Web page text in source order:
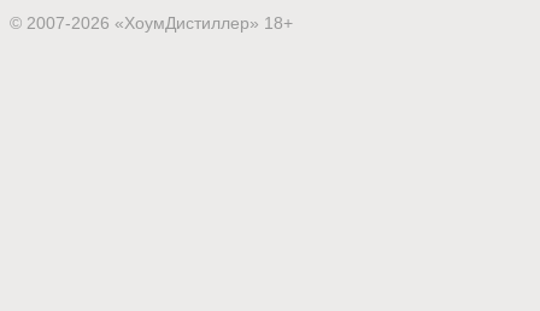
© 2007-2026 «ХоумДистиллер» 18+